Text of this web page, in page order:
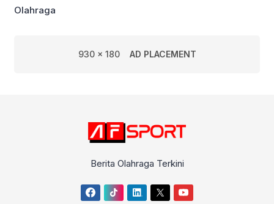
Olahraga
930 x 180 AD PLACEMENT
Berita Olahraga Terkini